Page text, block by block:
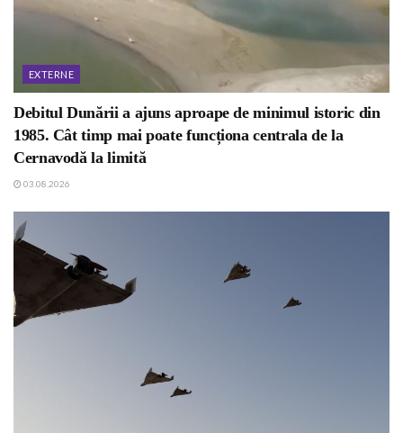
EXTERNE
Debitul Dunării a ajuns aproape de minimul istoric din
1985. Cât timp mai poate funcționa centrala de la
Cernavodă la limită
03.08.2026